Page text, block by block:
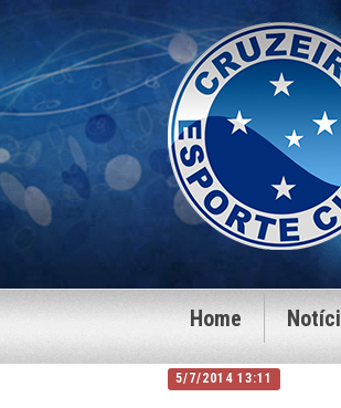
Home
5/7/2014 13:11